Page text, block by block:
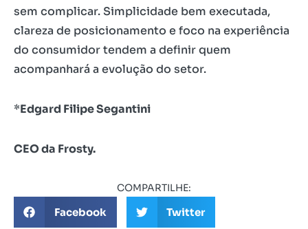
sem complicar. Simplicidade bem executada,
clareza de posicionamento e foco na experiência
do consumidor tendem a definir quem
acompanhará a evolução do setor.
*Edgard Filipe Segantini
CEO da Frosty.
COMPARTILHE:
Facebook Twitter